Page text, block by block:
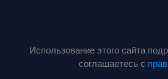
Использование этого сайта
соглашаетесь с